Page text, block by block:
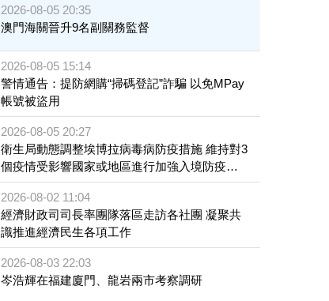
2026-08-05 20:35
澳門海關晉升9名副關務監督
2026-08-05 15:14
警情通告：提防網購“掃碼登記”詐騙 以免MPay
帳號被盜用
2026-08-05 20:27
衛生局動態調整埃博拉病毒病防疫措施 維持對3
個疫情受影響國家或地區進行加強入境防疫措
施
2026-08-02 11:04
經濟財政司司長率團隊落區走訪各社團 凝聚共
識推進經濟民生各項工作
2026-08-03 22:03
岑浩輝在福建廈門、龍岩兩市考察調研